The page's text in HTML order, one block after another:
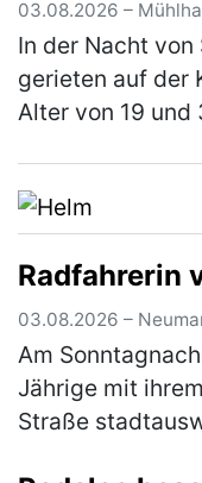
03.08.2026 –
In der Nacht
gerieten auf der
Alter von 19 und
Radfahrerin
03.08.2026 –
Am
Jährige mit
Straße